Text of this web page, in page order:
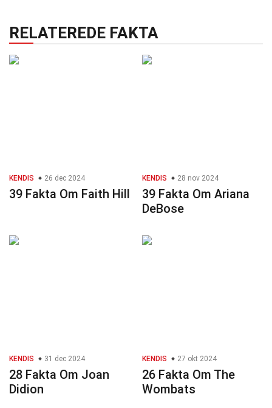
RELATEREDE FAKTA
KENDIS 26 dec 2024
39 Fakta Om Faith Hill
KENDIS 28 nov 2024
39 Fakta Om Ariana
DeBose
KENDIS 31 dec 2024
28 Fakta Om Joan
Didion
KENDIS 27 okt 2024
26 Fakta Om The
Wombats